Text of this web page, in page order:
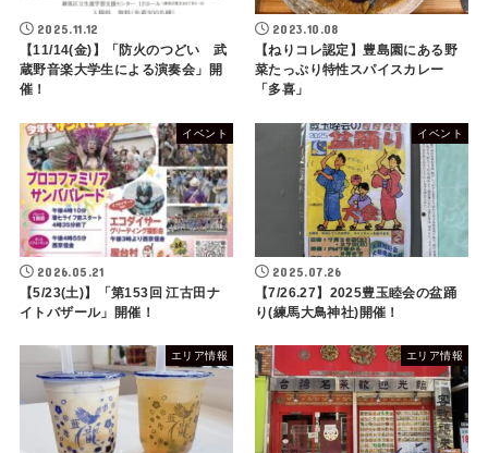
2025.11.12
【11/14(金)】「防火のつどい 武
蔵野音楽大学生による演奏会」開
催！
2023.10.08
【ねりコレ認定】豊島園にある野
菜たっぷり特性スパイスカレー
「多喜」
イベント
2026.05.21
【5/23(土)】「第153回 江古田ナ
イトバザール」開催！
イベント
2025.07.26
【7/26.27】2025豊玉睦会の盆踊
り(練馬大鳥神社)開催！
エリア情報 エリア情報